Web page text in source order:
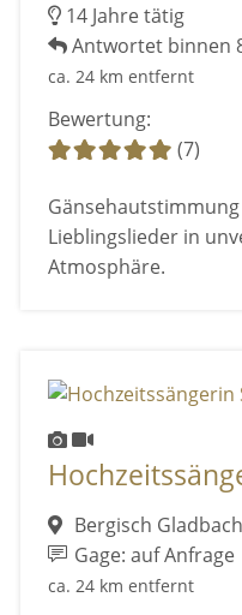
14 Jahre tätig
Antwortet binnen
ca. 24 km entfernt
Bewertung:
(7)
Lieblingslieder in
Atmosphäre.
Bergisch Gladbach
Gage: auf Anfrage
ca. 24 km entfernt